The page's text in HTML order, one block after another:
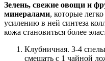
Зелень, свежие овощи и
минералами, которые
усилению в ней синтеза
кожа становиться более
Клубничная. 3-4
смешать с 1 чайной